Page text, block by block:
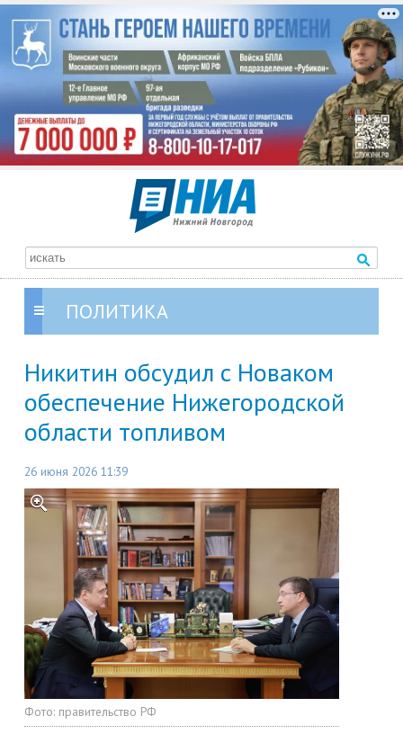
ПОЛИТИКА
Никитин обсудил с Новаком
обеспечение Нижегородской
области топливом
26 июня 2026 11:39
Фото: правительство РФ